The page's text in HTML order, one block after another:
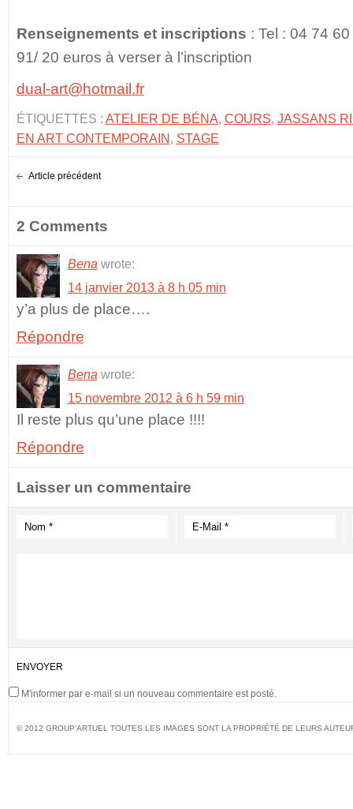
Renseignements et inscriptions : Tel : 04 74
91/ 20 euros à verser à l’inscription
dual-art@hotmail.fr
ÉTIQUETTES : ATELIER DE BÉNA, COURS, JASSANS
EN ART CONTEMPORAIN , STAGE
Article précédent
2 Comments
Bena wrote:
14 janvier 2013 à 8 h 05 min
y’a plus de place….
Répondre
Bena wrote:
15 novembre 2012 à 6 h 59 min
Il reste plus qu’une place !!!!
Répondre
Laisser un commentaire
M'informer par e-mail si un nouveau commentaire est posté.
© 2012 GROUP'ARTUEL TOUTES LES IMAGES SONT LA PROPRIÉTÉ DE LEURS